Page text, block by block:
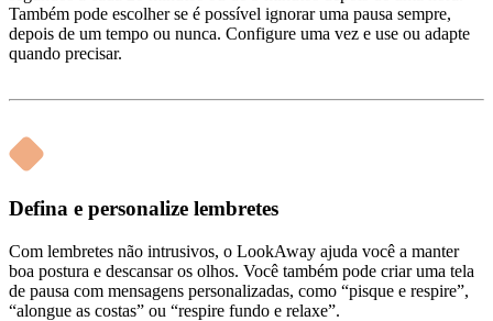
Também pode escolher se é possível ignorar uma pausa sempre,
depois de um tempo ou nunca. Configure uma vez e use ou adapte
quando precisar.
Defina e personalize lembretes
Com lembretes não intrusivos, o LookAway ajuda você a manter
boa postura e descansar os olhos. Você também pode criar uma tela
de pausa com mensagens personalizadas, como “pisque e respire”,
“alongue as costas” ou “respire fundo e relaxe”.